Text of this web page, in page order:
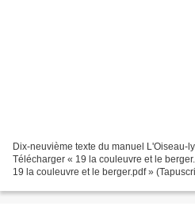
Dix-neuvième texte du manuel L'Oiseau-
Télécharger « 19 la couleuvre et le
19 la couleuvre et le berger.pdf »